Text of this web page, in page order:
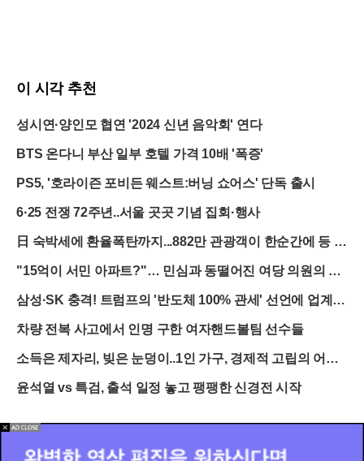
이 시각 추천
성시연·양인모 협연 '2024 신년 음악회' 연다
BTS 온다니 부산 일부 호텔 가격 10배 '폭증'
PS5, '호라이즌 포비든 웨스트:버닝 쇼어스' 단독 출시
6·25 전쟁 72주년..서울 곳곳 기념 집회·행사
日 숙박세에 환율폭탄까지...882만 관광객이 한순간에 등 돌
"15억이 서민 아파트?"… 민심과 동떨어진 여당 의원의 발
삼성·SK 충격! 트럼프의 '반도체 100% 관세' 선언에 업계
차량 전복 사고에서 인명 구한 여자핸드볼팀 선수들
소득은 제자리, 빚은 눈덩이..1인 가구, 경제적 고립의 어두
윤석열 vs 특검, 출석 일정 놓고 팽팽한 신경전 시작